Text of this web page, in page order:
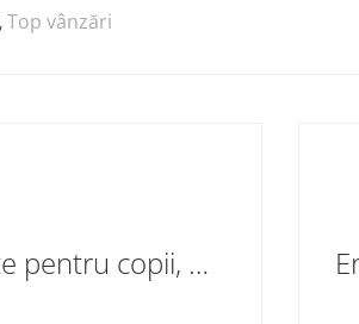
,Top vânzări
Top vânzări carte pentru copii, martie 2017. Librăriile Cartier